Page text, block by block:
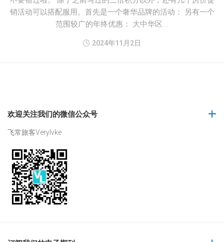
销活动可以搭配服用。首先是一个奢华品牌的活动： 另有一个
范围较广的年终优惠： 大中华区...
2024年11月2日
欢迎关注我们的微信公众号
飞常旅客Verylvke